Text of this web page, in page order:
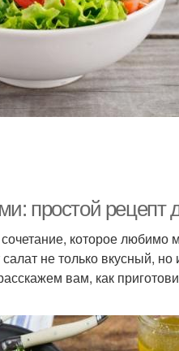
Салат с
Креветки с
простой рецепт
которое
не только вкусный, но
вам, как